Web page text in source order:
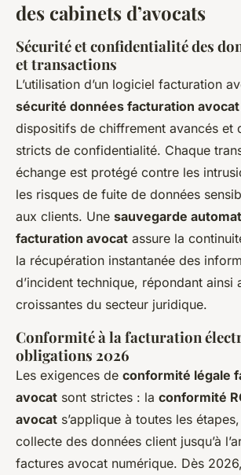
des cabinets d’avocats
Sécurité et confidentialité des
et transactions
L’utilisation d’un logiciel facturation
sécurité données facturation avocat
dispositifs de chiffrement avancés et
stricts de confidentialité. Chaque
échange est protégé contre les
les risques de fuite de données
aux clients. Une sauvegarde
facturation avocat assure la
la récupération instantanée des
d’incident technique, répondant ainsi
croissantes du secteur juridique.
Conformité à la facturation
obligations 2026
Les exigences de conformité légale
avocat sont strictes : la conformité
avocat s’applique à toutes les
collecte des données client jusqu’à
factures avocat numérique. Dès